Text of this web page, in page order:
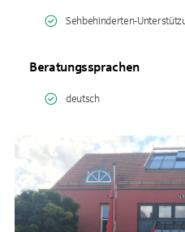
Sehbehinderten-
Beratungssprachen
deutsch